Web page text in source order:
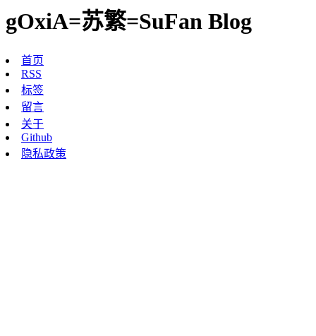
gOxiA=苏繁=SuFan Blog
首页
RSS
标签
留言
关于
Github
隐私政策